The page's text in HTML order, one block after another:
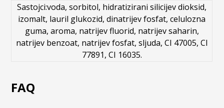
Sastojci:voda, sorbitol, hidratizirani silicijev dioksid,
izomalt, lauril glukozid, dinatrijev fosfat, celulozna
guma, aroma, natrijev fluorid, natrijev saharin,
natrijev benzoat, natrijev fosfat, sljuda, CI 47005, CI
77891, CI 16035.
FAQ